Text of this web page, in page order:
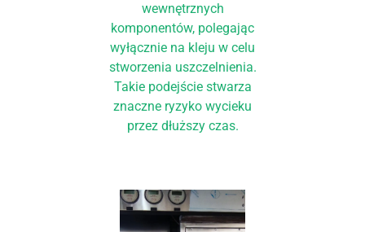
wewnętrznych
komponentów, polegając
wyłącznie na kleju w celu
stworzenia uszczelnienia.
Takie podejście stwarza
znaczne ryzyko wycieku
przez dłuższy czas.